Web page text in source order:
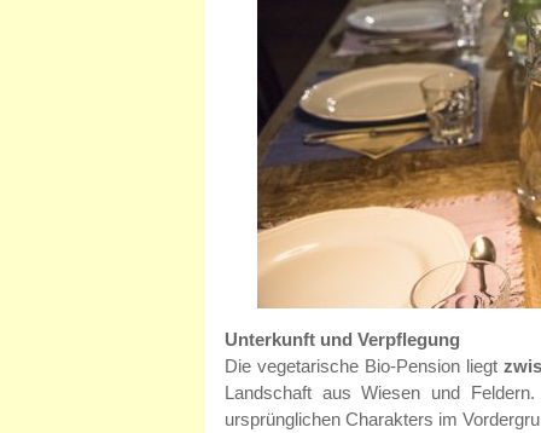
Unterkunft und Verpflegung
Die vegetarische Bio-Pension liegt
Landschaft aus Wiesen und
ursprünglichen Charakters im